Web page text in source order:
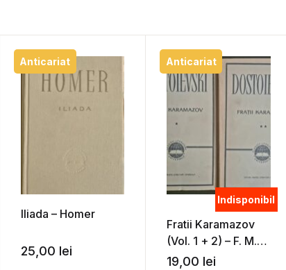
Anticariat
Iliada – Homer
25,00 lei
Anticariat
Indisponibil
Fratii Karamazov
(Vol. 1 + 2) – F. M.
Dostoievski
19,00 lei